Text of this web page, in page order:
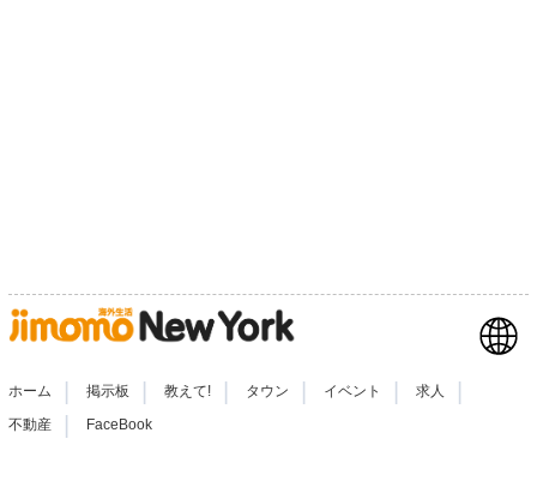
ホーム 掲示板 教えて! タウン イベント 求人
不動産 | FaceBook